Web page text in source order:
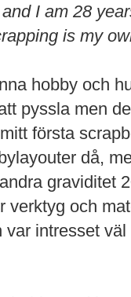
I am 28
is my
hobby och
pyssla men
första
då,
graviditet
verktyg och
intresset